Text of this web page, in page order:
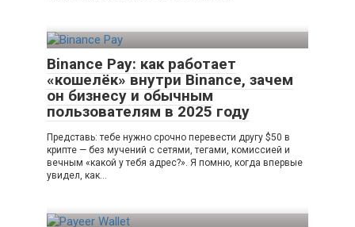
Binance Pay: как работает
«кошелёк» внутри Binance, зачем
он бизнесу и обычным
пользователям в 2025 году
Представь: тебе нужно срочно перевести другу $50 в
крипте — без мучений с сетями, тегами, комиссией и
вечным «какой у тебя адрес?». Я помню, когда впервые
увидел, как…